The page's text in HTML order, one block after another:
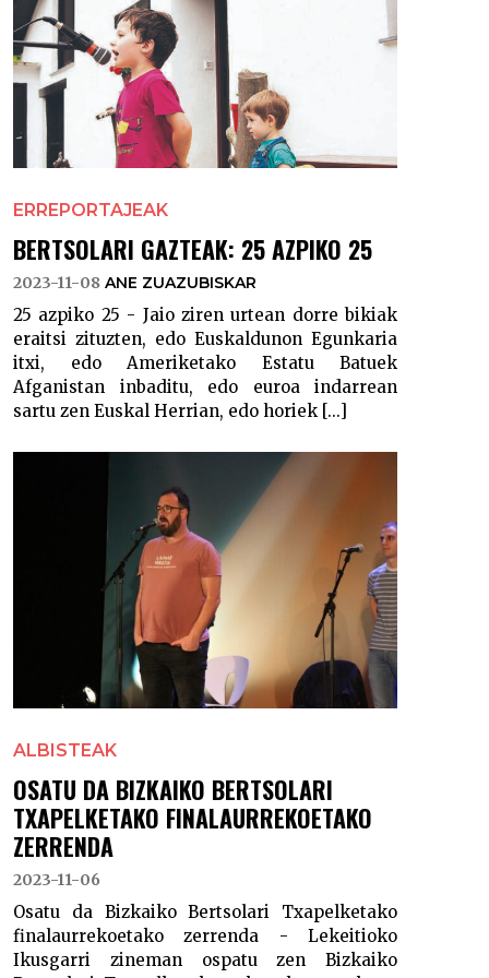
ERREPORTAJEAK
BERTSOLARI GAZTEAK: 25 AZPIKO 25
2023-11-08 ANE ZUAZUBISKAR
25 azpiko 25 - Jaio ziren urtean dorre bikiak
eraitsi zituzten, edo Euskaldunon Egunkaria
itxi, edo Ameriketako Estatu Batuek
Afganistan inbaditu, edo euroa indarrean
sartu zen Euskal Herrian, edo horiek [...]
ALBISTEAK
OSATU DA BIZKAIKO BERTSOLARI
TXAPELKETAKO FINALAURREKOETAKO
ZERRENDA
2023-11-06
Osatu da Bizkaiko Bertsolari Txapelketako
finalaurrekoetako zerrenda - Lekeitioko
Ikusgarri zineman ospatu zen Bizkaiko